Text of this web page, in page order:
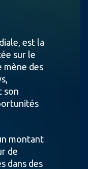
est la
sur le
mène des
son
montant
de
dans des